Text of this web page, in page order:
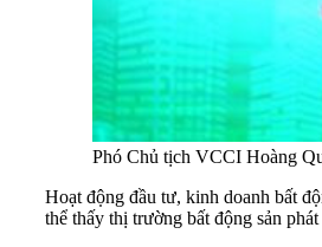
Phó Chủ tịch VCCI Hoàng
Hoạt động đầu tư, kinh doanh bất
thể thấy thị trường bất động sản